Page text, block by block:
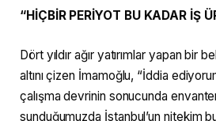
“HİÇBİR PERİYOT BU KADAR İŞ
Dört yıldır ağır yatırımlar yapan bir
altını çizen İmamoğlu, “İddia
çalışma devrinin sonucunda
sunduğumuzda İstanbul’un nitekim